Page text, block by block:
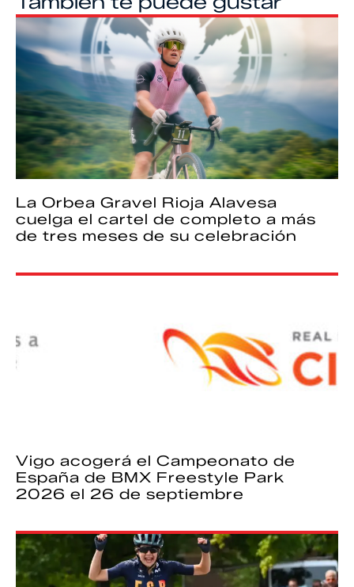
La Orbea Gravel Rioja Alavesa
cuelga el cartel de completo a más
de tres meses de su celebración
Vigo acogerá el Campeonato de
España de BMX Freestyle Park
2026 el 26 de septiembre